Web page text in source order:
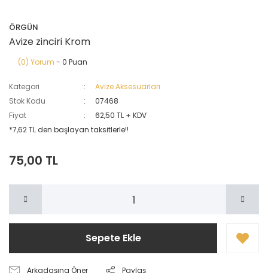
ÖRGÜN
Avize zinciri Krom
(0) Yorum - 0 Puan
Kategori
Avize Aksesuarları
Stok Kodu
07468
Fiyat
62,50 TL + KDV
*7,62 TL den başlayan taksitlerle!!
75,00 TL
Sepete Ekle
Arkadaşına Öner Paylaş